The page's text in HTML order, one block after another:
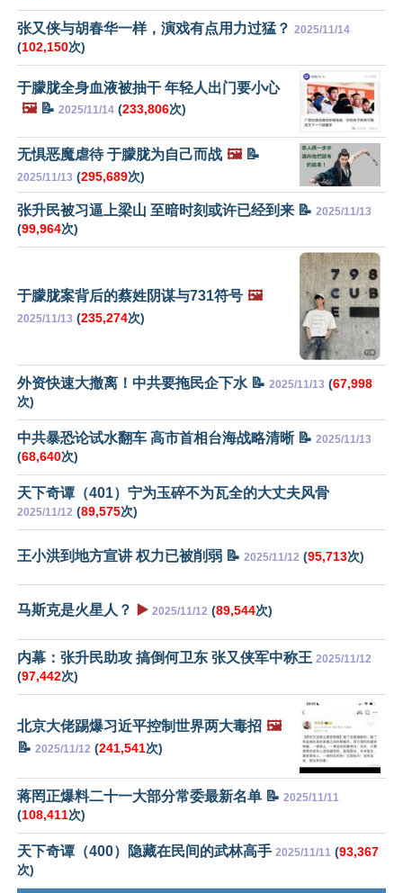
张又侠与胡春华一样，演戏有点用力过猛？ 2025/11/14
(102,150次)
于朦胧全身血液被抽干 年轻人出门要小心
🖼️📝 2025/11/14 (233,806次)
无惧恶魔虐待 于朦胧为自己而战 🖼️📝
2025/11/13 (295,689次)
张升民被习逼上梁山 至暗时刻或许已经到来 📝 2025/11/13
(99,964次)
于朦胧案背后的蔡姓阴谋与731符号 🖼️
2025/11/13 (235,274次)
外资快速大撤离！中共要拖民企下水 📝 2025/11/13 (67,998
次)
中共暴恐论试水翻车 高市首相台海战略清晰 📝 2025/11/13
(68,640次)
天下奇谭（401）宁为玉碎不为瓦全的大丈夫风骨
2025/11/12 (89,575次)
王小洪到地方宣讲 权力已被削弱 📝 2025/11/12 (95,713次)
马斯克是火星人？ ▶️ 2025/11/12 (89,544次)
内幕：张升民助攻 搞倒何卫东 张又侠军中称王 2025/11/12
(97,442次)
北京大佬踢爆习近平控制世界两大毒招 🖼️
📝 2025/11/12 (241,541次)
蒋罔正爆料二十一大部分常委最新名单 📝 2025/11/11
(108,411次)
天下奇谭（400）隐藏在民间的武林高手 2025/11/11 (93,367
次)